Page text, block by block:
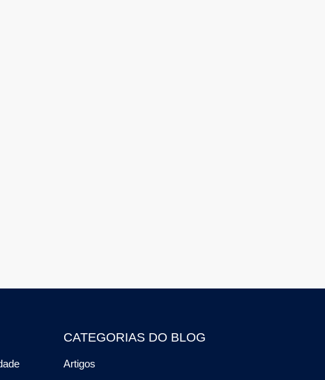
CATEGORIAS DO BLOG
Artigos